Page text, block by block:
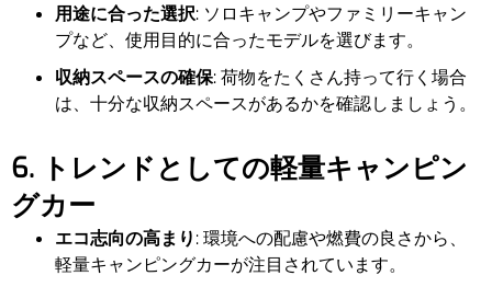
用途に合った選択: ソロキャンプやファミリーキャン
プなど、使用目的に合ったモデルを選びます。
収納スペースの確保: 荷物をたくさん持って行く場合
は、十分な収納スペースがあるかを確認しましょう。
6. トレンドとしての軽量キャンピン
グカー
エコ志向の高まり: 環境への配慮や燃費の良さから、
軽量キャンピングカーが注目されています。